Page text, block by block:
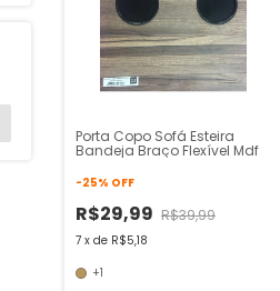
Porta Copo Sofá Esteira
Bandeja Braço Flexível Mdf
-25% OFF
R$29,99 R$39,99
7 x de R$5,18
+1